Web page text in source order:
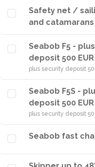
Safety net /
and
Seabob F5 -
deposit 500 EUR
plus security deposit
Seabob F5S -
deposit 500 EUR
plus security deposit
Seabob fast